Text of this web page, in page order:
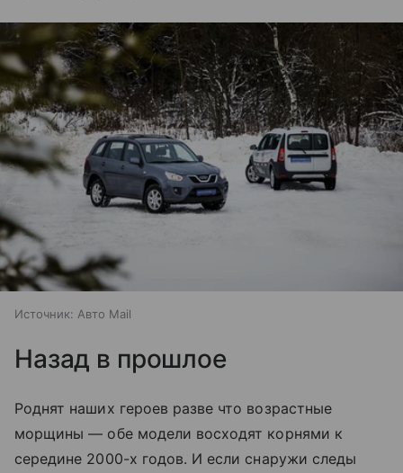
Источник: Авто Mail
Назад в прошлое
Роднят наших героев разве что возрастные
морщины — обе модели восходят корнями к
середине 2000-х годов. И если снаружи следы